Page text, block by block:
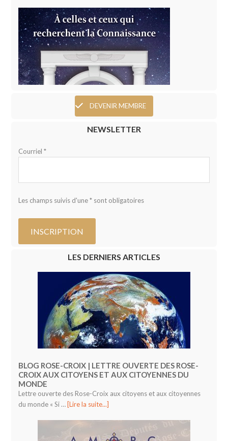
DEVENIR MEMBRE
NEWSLETTER
Courriel *
Les champs suivis d'une * sont obligatoires
LES DERNIERS ARTICLES
BLOG ROSE-CROIX | LETTRE OUVERTE DES ROSE-
CROIX AUX CITOYENS ET AUX CITOYENNES DU
MONDE
Lettre ouverte des Rose-Croix aux citoyens et aux citoyennes
du monde « Si … [Lire la suite...]